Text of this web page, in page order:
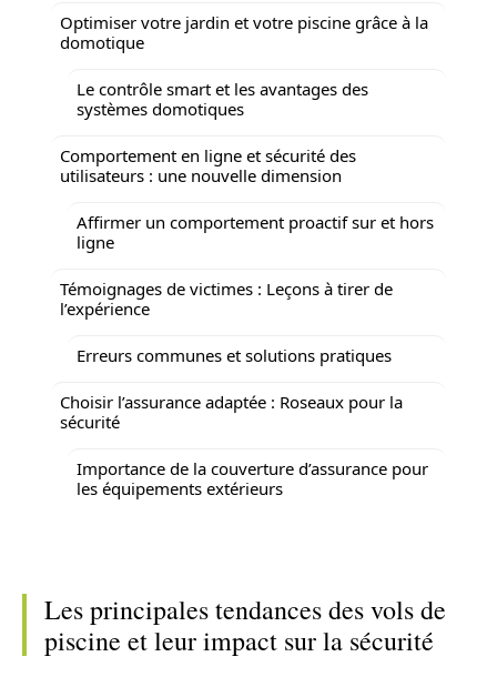
Optimiser votre jardin et votre piscine grâce à la
domotique
Le contrôle smart et les avantages des
systèmes domotiques
Comportement en ligne et sécurité des
utilisateurs : une nouvelle dimension
Affirmer un comportement proactif sur et hors
ligne
Témoignages de victimes : Leçons à tirer de
l’expérience
Erreurs communes et solutions pratiques
Choisir l’assurance adaptée : Roseaux pour la
sécurité
Importance de la couverture d’assurance pour
les équipements extérieurs
Les principales tendances des vols de
piscine et leur impact sur la sécurité